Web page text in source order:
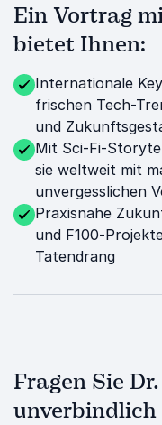
Ein Vortrag
bietet Ihnen:
Internationale
frischen Tech-
und
Mit Sci-Fi-
sie weltweit mit
unvergesslichen
Praxisnahe
und F100-
Tatendrang
Fragen Sie
unverbindlich